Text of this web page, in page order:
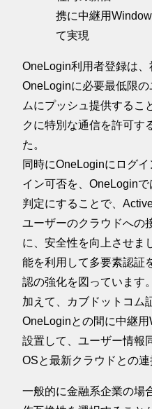
携に中継用
て実現
OneLogin利用者登録は
OneLoginに必要最低限
ムにプッシュ提供するこ
クに特別な通信を許可す
た。
同時にOneLoginにログ
イン可否を、OneLogin
判定にすることで、
ユーザーのクラウドへの
に、安全性を向上させま
能を利用して多要素認証
認の強化を図っています。
加えて、カブドットコム
OneLoginとの間に中継
設置して、ユーザー情報
OSと最新クラウドとの連
一般的に金融系企業の場